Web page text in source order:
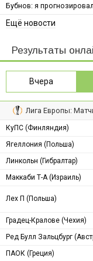
Бубнов: я
Ещё новости
Результаты
Вчера
Лига Европы:
КуПС (Финляндия)
Ягеллония (Польша)
Линкольн (Гибралтар)
Маккаби Т-А (Израиль)
Лех П (Польша)
Градец-Кралове (Чехия)
Ред Булл Зальцбург
ПАОК (Греция)